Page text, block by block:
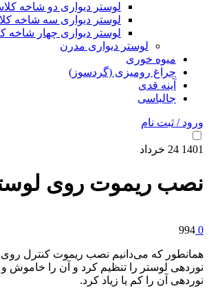
لوستر دیواری دو شاخه
لوستر دیواری سه شاخه
لوستر دیواری چهار شاخه
لوستر دیواری مدرن
میوه خوری
چراغ رومیزی (گردسوز)
آینه قدی
جالباسی
ورود / ثبت نام
1401
24 خرداد
نصب ریموت روی
0
994
همانطور که می‌دانیم نصب ریموت کنترل روی
نوردهی لوستر را تنظیم کرد و آن را خاموش
نوردهی آن را کم یا زیاد کرد.